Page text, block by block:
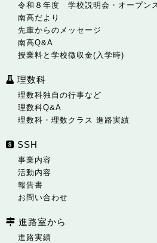
令和８年度 学校説明会・オープン
南高だより
先輩からのメッセージ
南高Q&A
授業料と学校徴収金(入学時)
理数科
理数科独自の行事など
理数科Q&A
理数科・理数クラス 進路実績
SSH
事業内容
活動内容
報告書
お問い合わせ
進路室から
進路実績